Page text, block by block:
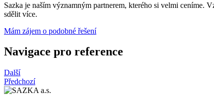
Sazka je naším významným partnerem, kterého si velmi ceníme.
sdělit více.
Mám zájem o podobné řešení
Navigace pro reference
Další
Předchozí